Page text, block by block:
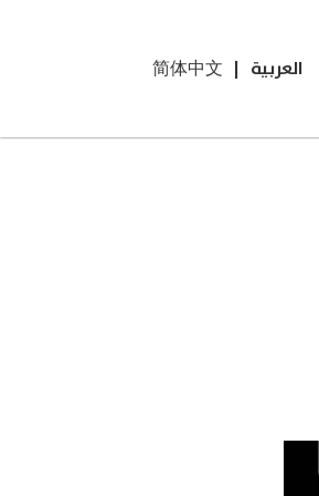
العربية |
简体中文